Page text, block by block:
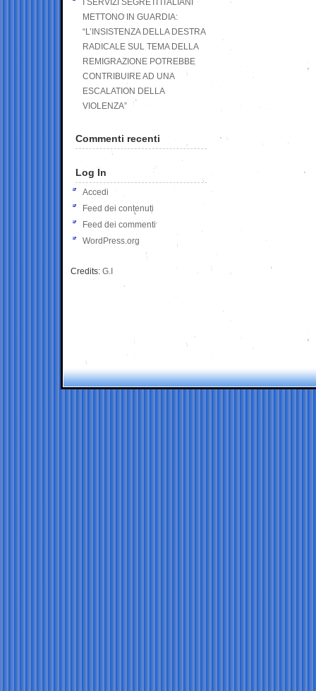
I SERVIZI SEGRETI ITALIANI
METTONO IN GUARDIA:
“L’INSISTENZA DELLA DESTRA
RADICALE SUL TEMA DELLA
REMIGRAZIONE POTREBBE
CONTRIBUIRE AD UNA
ESCALATION DELLA
VIOLENZA”
Commenti recenti
Log In
Accedi
Feed dei contenuti
Feed dei commenti
WordPress.org
Credits: G.I